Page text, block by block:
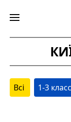
Всі 1-3 класс